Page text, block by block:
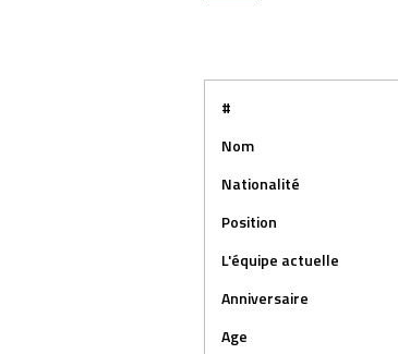
#
Nom
Nationalité
Position
L'équipe actuelle
Anniversaire
Age